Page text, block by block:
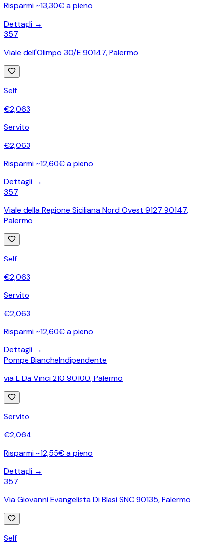
Risparmi ~13,30€ a pieno
Dettagli →
357
Viale dell'Olimpo 30/E 90147,Palermo
Self
€2,063
Servito
€2,063
Risparmi ~12,60€ a pieno
Dettagli →
357
Viale della Regione Siciliana Nord Ovest 9127 90147,
Palermo
Self
€2,063
Servito
€2,063
Risparmi ~12,60€ a pieno
Dettagli →
Pompe BiancheIndipendente
via L Da Vinci 210 90100,Palermo
Servito
€2,064
Risparmi ~12,55€ a pieno
Dettagli →
357
Via Giovanni Evangelista Di Blasi SNC 90135,Palermo
Self